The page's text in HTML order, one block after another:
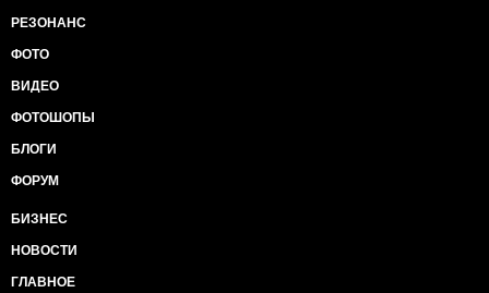
РЕЗОНАНС
ФОТО
ВИДЕО
ФОТОШОПЫ
БЛОГИ
ФОРУМ
БИЗНЕС
НОВОСТИ
ГЛАВНОЕ